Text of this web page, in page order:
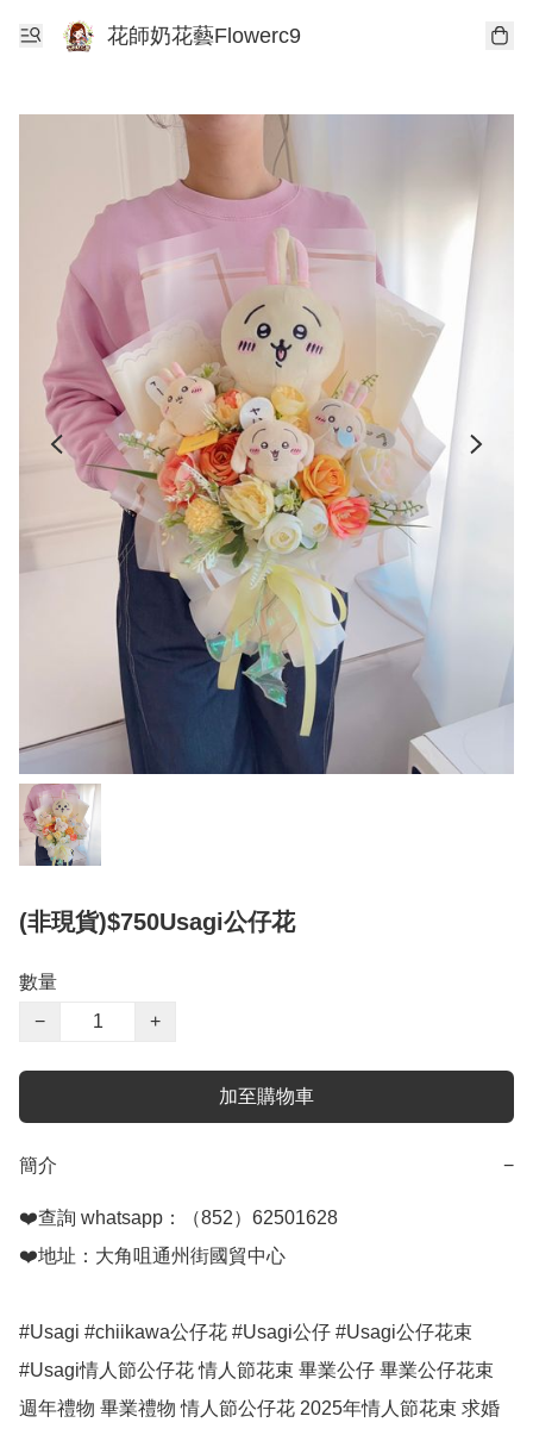
花師奶花藝Flowerc9
(非現貨)$750Usagi公仔花
數量
−
+
加至購物車
簡介 −
❤️查詢 whatsapp：（852）62501628
❤️地址：大角咀通州街國貿中心
#Usagi #chiikawa公仔花 #Usagi公仔 #Usagi公仔花束
#Usagi情人節公仔花 情人節花束 畢業公仔 畢業公仔花束
週年禮物 畢業禮物 情人節公仔花 2025年情人節花束 求婚